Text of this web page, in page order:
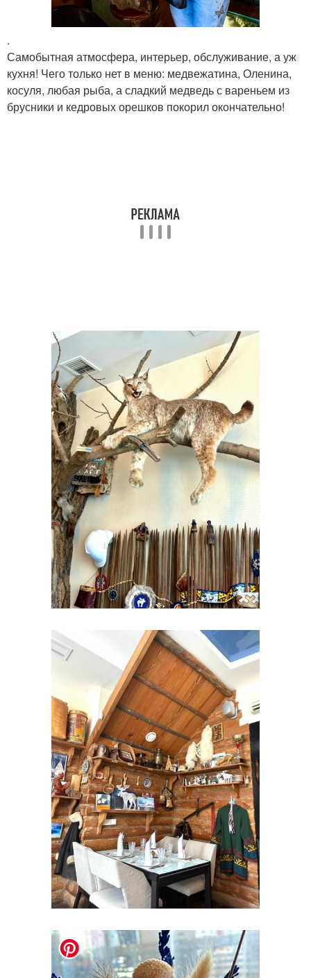
.
Самобытная атмосфера, интерьер, обслуживание, а уж
кухня! Чего только нет в меню: медвежатина, Оленина,
косуля, любая рыба, а сладкий медведь с вареньем из
брусники и кедровых орешков покорил окончательно!